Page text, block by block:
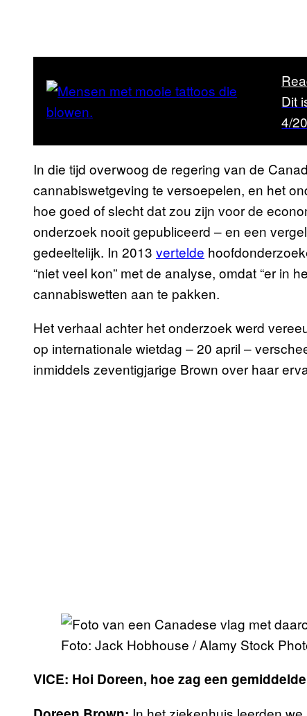
Dit
4/
In die tijd overwoog de regering van de
cannabiswetgeving te versoepelen, en het
hoe goed of slecht dat zou zijn voor de
onderzoek nooit gepubliceerd – en een
gedeeltelijk. In 2013 vertelde
“niet veel kon” met de analyse, omdat “er in
cannabiswetten aan te pakken.
Het verhaal achter het onderzoek werd
op internationale wietdag – 20 april –
inmiddels zeventigjarige Brown over haar
Foto: Jack Hobhouse / Alamy Stock
VICE: Hoi Doreen, hoe zag een